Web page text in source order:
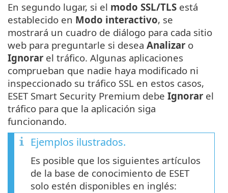
En segundo lugar, si el modo SSL/TLS está
establecido en Modo interactivo, se
mostrará un cuadro de diálogo para cada sitio
web para preguntarle si desea Analizar o
Ignorar el tráfico. Algunas aplicaciones
comprueban que nadie haya modificado ni
inspeccionado su tráfico SSL en estos casos,
ESET Smart Security Premium debe Ignorar el
tráfico para que la aplicación siga
funcionando.
Ejemplos ilustrados.
Es posible que los siguientes artículos
de la base de conocimiento de ESET
solo estén disponibles en inglés: